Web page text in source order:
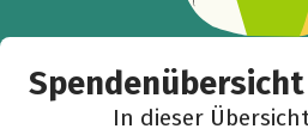
Spendenübersicht
In dieser